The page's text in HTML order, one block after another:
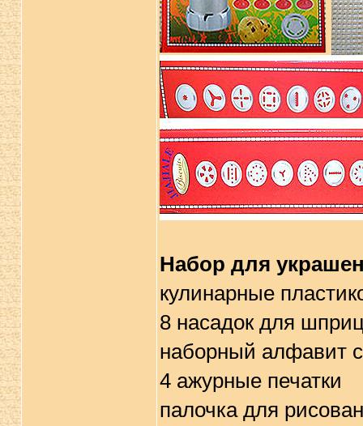
Набор для
кулинарные
8 насадок для
наборный алфавит
4 ажурные печатки
палочка для